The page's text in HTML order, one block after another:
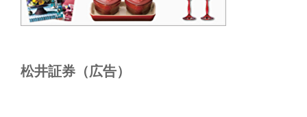
松井証券（広告）